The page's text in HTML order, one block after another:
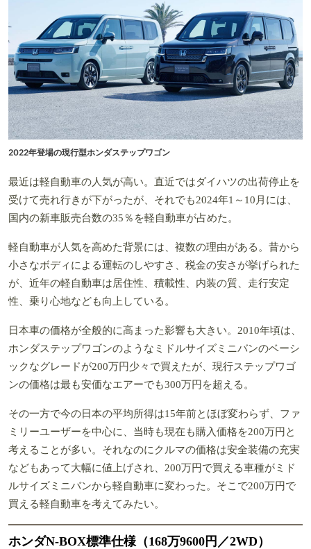
2022年登場の現行型ホンダステップワゴン
最近は軽自動車の人気が高い。直近ではダイハツの出荷停止を
受けて売れ行きが下がったが、それでも2024年1～10月には、
国内の新車販売台数の35％を軽自動車が占めた。
軽自動車が人気を高めた背景には、複数の理由がある。昔から
小さなボディによる運転のしやすさ、税金の安さが挙げられた
が、近年の軽自動車は居住性、積載性、内装の質、走行安定
性、乗り心地なども向上している。
日本車の価格が全般的に高まった影響も大きい。2010年頃は、
ホンダステップワゴンのようなミドルサイズミニバンのベーシ
ックなグレードが200万円少々で買えたが、現行ステップワゴ
ンの価格は最も安価なエアーでも300万円を超える。
その一方で今の日本の平均所得は15年前とほぼ変わらず、ファ
ミリーユーザーを中心に、当時も現在も購入価格を200万円と
考えることが多い。それなのにクルマの価格は安全装備の充実
などもあって大幅に値上げされ、200万円で買える車種がミド
ルサイズミニバンから軽自動車に変わった。そこで200万円で
買える軽自動車を考えてみたい。
ホンダN-BOX標準仕様（168万9600円／2WD）